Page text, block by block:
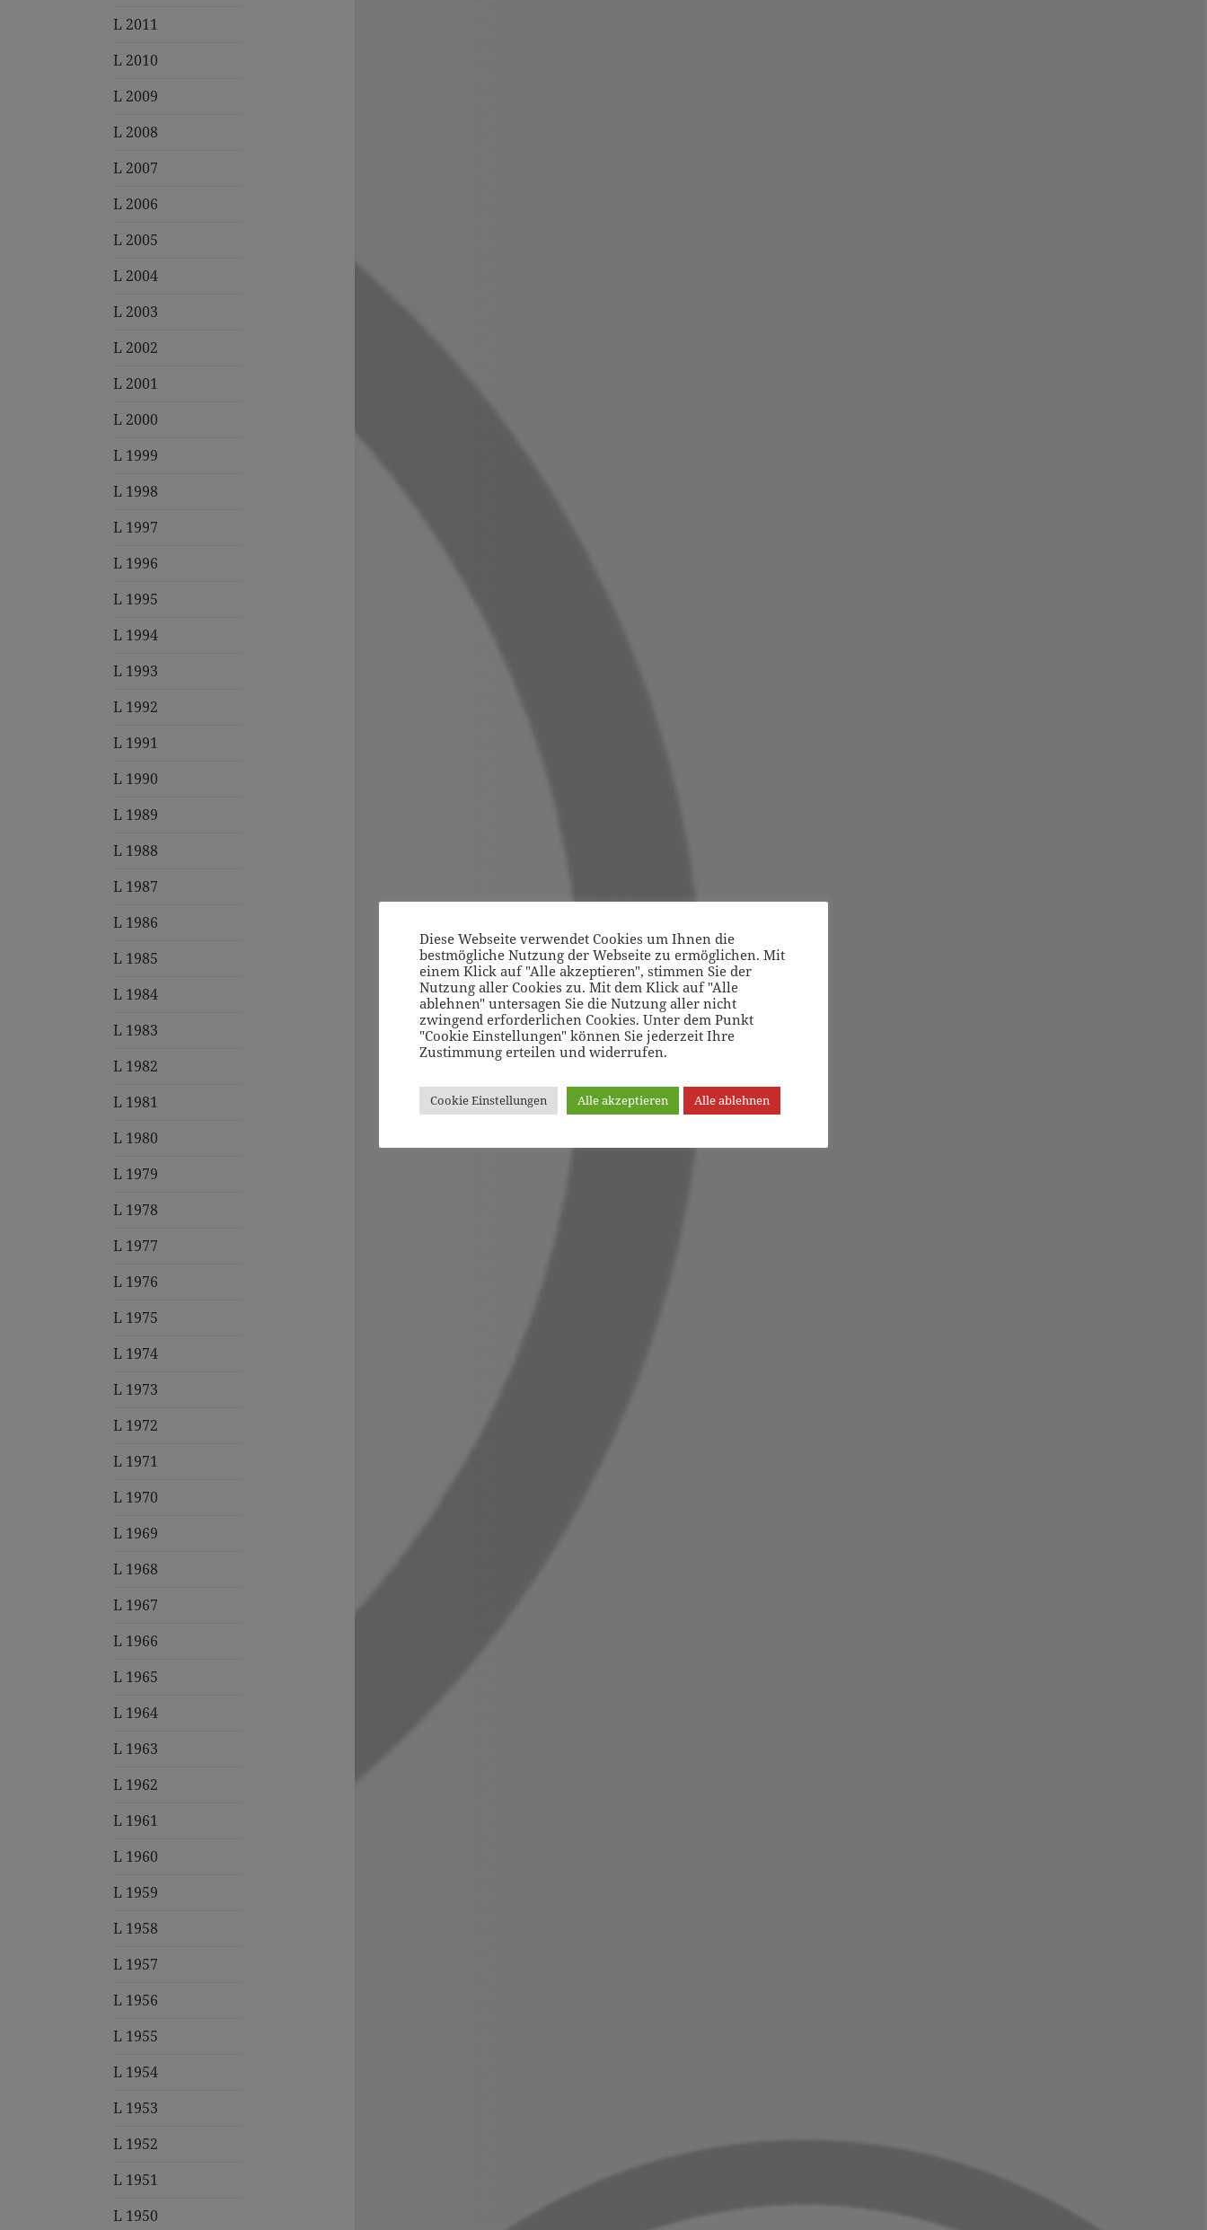
L 2011
L 2010
L 2009
L 2008
L 2007
L 2006
L 2005
L 2004
L 2003
L 2002
L 2001
L 2000
L 1999
L 1998
L 1997
L 1996
L 1995
L 1994
L 1993
L 1992
L 1991
L 1990
L 1989
L 1988
L 1987
L 1986
L 1985
L 1984
L 1983
L 1982
L 1981
L 1980
L 1979
L 1978
L 1977
L 1976
L 1975
L 1974
L 1973
L 1972
L 1971
L 1970
L 1969
L 1968
L 1967
L 1966
L 1965
L 1964
L 1963
L 1962
L 1961
L 1960
L 1959
L 1958
L 1957
L 1956
L 1955
L 1954
L 1953
L 1952
L 1951
L 1950
Diese Webseite verwendet Cookies um Ihnen die
bestmögliche Nutzung der Webseite zu ermöglichen. Mit
einem Klick auf "Alle akzeptieren", stimmen Sie der
Nutzung aller Cookies zu. Mit dem Klick auf "Alle
ablehnen" untersagen Sie die Nutzung aller nicht
zwingend erforderlichen Cookies. Unter dem Punkt
"Cookie Einstellungen" können Sie jederzeit Ihre
Zustimmung erteilen und widerrufen.
Cookie Einstellungen Alle akzeptieren Alle ablehnen